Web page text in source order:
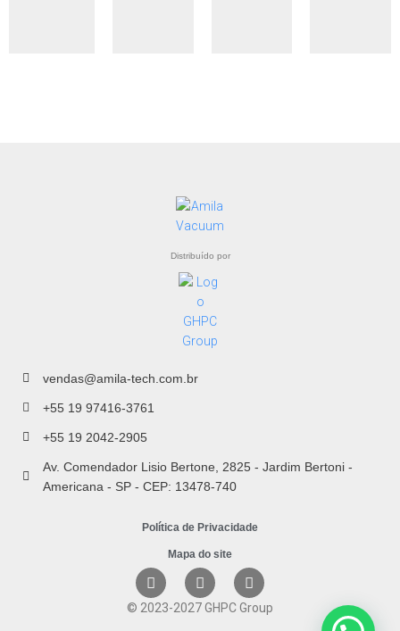
Distribuído por
vendas@amila-tech.com.br
+55 19 97416-3761
+55 19 2042-2905
Av. Comendador Lisio Bertone, 2825 - Jardim Bertoni -
Americana - SP - CEP: 13478-740
Política de Privacidade
Mapa do site
© 2023-2027 GHPC Group